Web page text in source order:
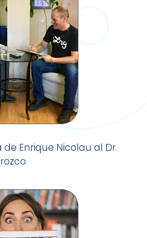
de Enrique Nicolau al Dr.